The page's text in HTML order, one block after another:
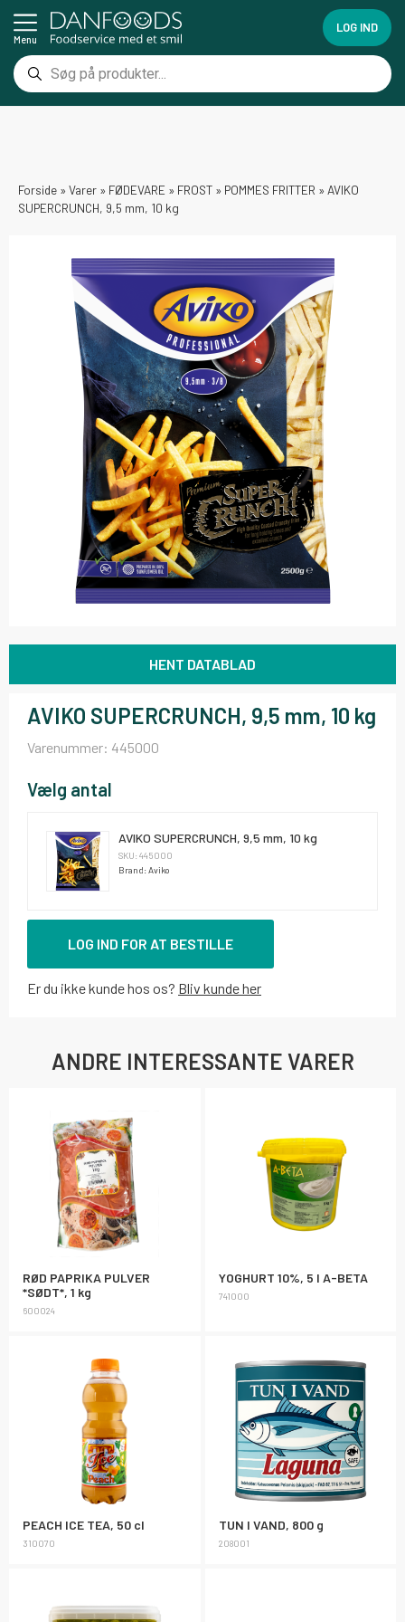
Menu
LOG IND
Forside » Varer » FØDEVARE » FROST » POMMES FRITTER » AVIKO
SUPERCRUNCH, 9,5 mm, 10 kg
HENT DATABLAD
AVIKO SUPERCRUNCH, 9,5 mm, 10 kg
Varenummer: 445000
Vælg antal
AVIKO SUPERCRUNCH, 9,5 mm, 10 kg
SKU: 445000
Brand: Aviko
LOG IND FOR AT BESTILLE
Er du ikke kunde hos os? Bliv kunde her
ANDRE INTERESSANTE VARER
RØD PAPRIKA PULVER
*SØDT*, 1 kg
600024
YOGHURT 10%, 5 l A-BETA
741000
PEACH ICE TEA, 50 cl
310070
TUN I VAND, 800 g
208001